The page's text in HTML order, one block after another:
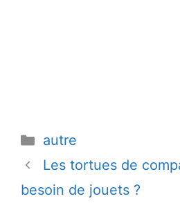
Catégories
autre
Les tortues de
besoin de jouets ?